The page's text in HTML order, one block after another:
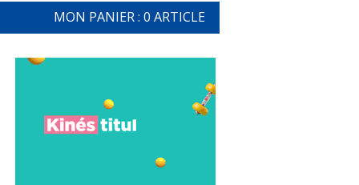
MON PANIER : 0 ARTICLE